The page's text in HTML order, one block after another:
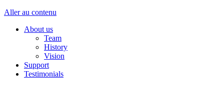
Aller au contenu
About us
Team
History
Vision
Support
Testimonials